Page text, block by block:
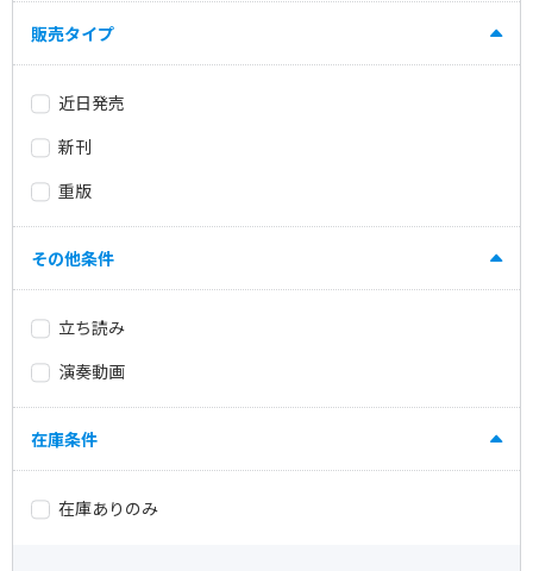
販売タイプ
近日発売
新刊
重版
その他条件
立ち読み
演奏動画
在庫条件
在庫ありのみ